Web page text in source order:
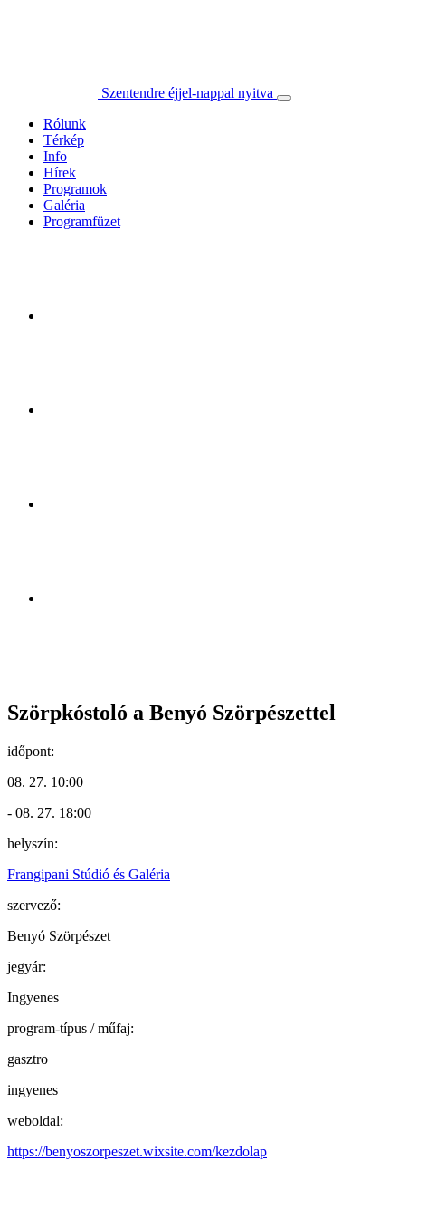
Szentendre éjjel-nappal nyitva
Rólunk
Térkép
Info
Hírek
Programok
Galéria
Programfüzet
Szörpkóstoló a Benyó Szörpészettel
időpont:
08. 27. 10:00
- 08. 27. 18:00
helyszín:
Frangipani Stúdió és Galéria
szervező:
Benyó Szörpészet
jegyár:
Ingyenes
program-típus / műfaj:
gasztro
ingyenes
weboldal:
https://benyoszorpeszet.wixsite.com/kezdolap